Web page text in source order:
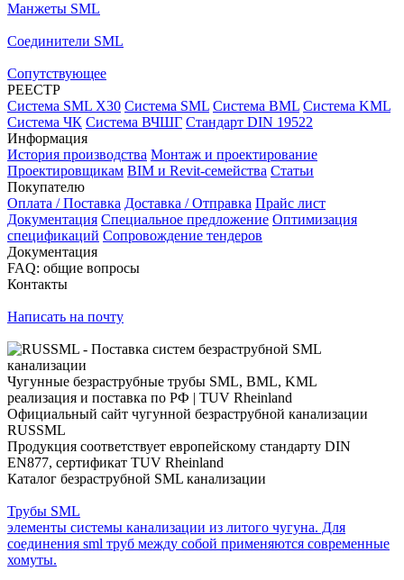
Манжеты SML
Соединители SML
Сопутствующее
РЕЕСТР
Система SML X30 Система SML Система BML Система KML
Система ЧК Система ВЧШГ Стандарт DIN 19522
Информация
История производства Монтаж и проектирование
Проектировщикам BIM и Revit-семейства Статьи
Покупателю
Оплата / Поставка Доставка / Отправка Прайс лист
Документация Специальное предложение Оптимизация
спецификаций Сопровождение тендеров
Документация
FAQ: общие вопросы
Контакты
Написать на почту
Чугунные безраструбные трубы SML, BML, KML
реализация и поставка по РФ | TUV Rheinland
Официальный сайт чугунной безраструбной канализации
RUSSML
Продукция соответствует европейскому стандарту DIN
EN877, сертификат TUV Rheinland
Каталог безраструбной SML канализации
Трубы SML
элементы системы канализации из литого чугуна. Для
соединения sml труб между собой применяются современные
хомуты.